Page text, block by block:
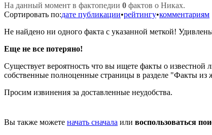
На данный момент в фактопедии 0 фактов о Никах.
Сортировать по:дате публикации•рейтингу•комментариям
Не найдено ни одного факта с указанной меткой!
Еще не все потеряно!
Существует вероятность что вы ищете факты о
собственные полноценные страницы в разделе "Факты из
Просим извинения за доставленные неудобства.
Вы также можете начать сначала или воспользоваться